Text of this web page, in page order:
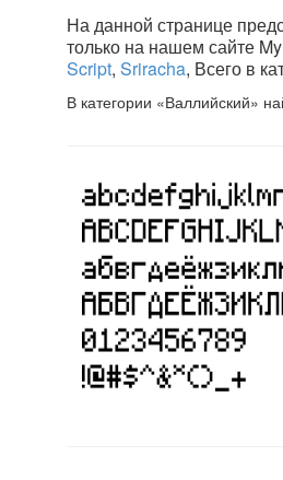
На данной странице
только на нашем сайте
Script, Sriracha, Всего в
В категории «Валлийский»